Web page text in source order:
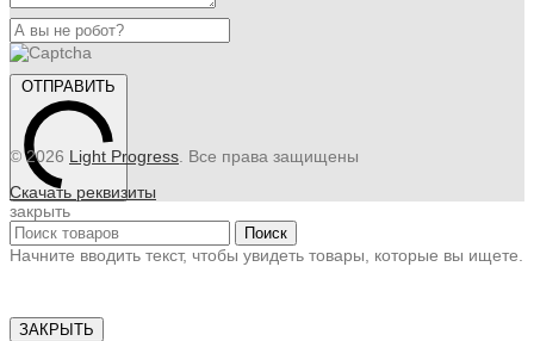
ОТПРАВИТЬ
© 2026 Light Progress . Все права защищены
Скачать реквизиты
закрыть
Поиск
Начните вводить текст, чтобы увидеть товары, которые вы ищете.
ЗАКРЫТЬ